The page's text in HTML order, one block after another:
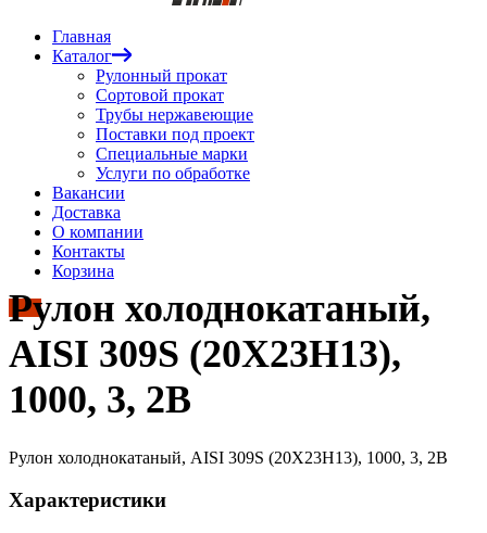
Главная
Каталог
Рулонный прокат
Сортовой прокат
Трубы нержавеющие
Поставки под проект
Специальные марки
Услуги по обработке
Вакансии
Доставка
О компании
Контакты
Корзина
Рулон холоднокатаный,
AISI 309S (20Х23Н13),
1000, 3, 2B
Рулон холоднокатаный, AISI 309S (20Х23Н13), 1000, 3, 2B
Характеристики